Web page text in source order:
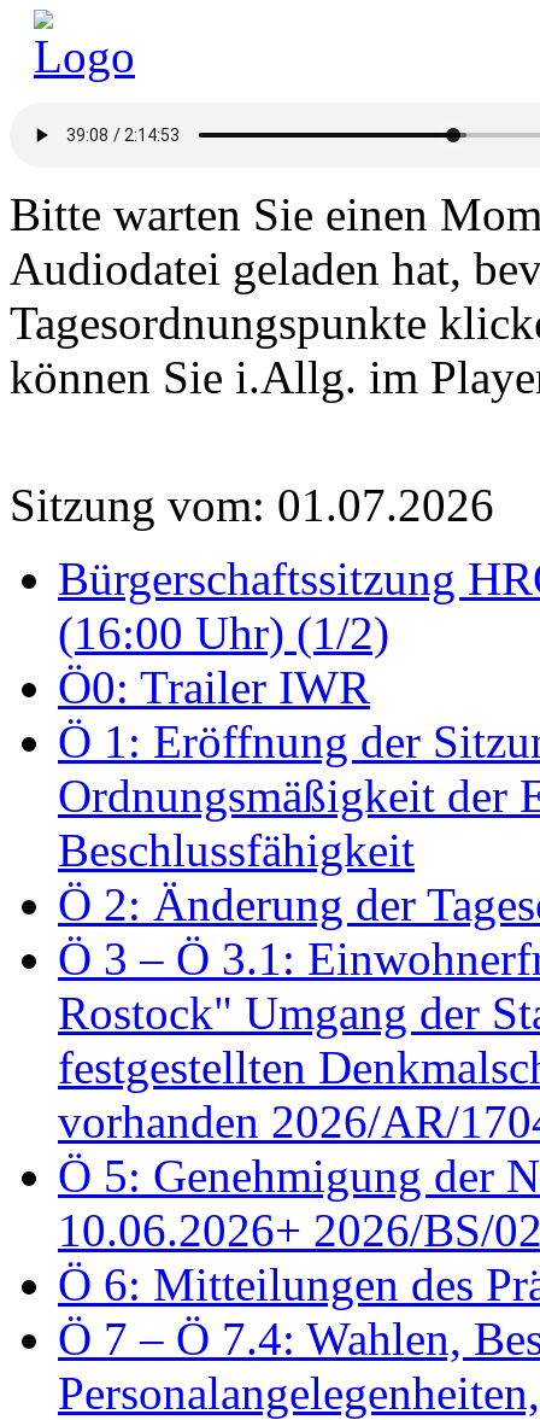
Bitte warten Sie einen
Audiodatei geladen hat,
Tagesordnungspunkte
können Sie i.Allg. im
Sitzung vom: 01.07.2026
Bürgerschaftssitzung
(16:00 Uhr) (1/2)
Ö0: Trailer IWR
Ö 1: Eröffnung der
Ordnungsmäßigkeit der
Beschlussfähigkeit
Ö 2: Änderung der
Ö 3 – Ö 3.1:
Rostock" Umgang der
festgestellten
vorhanden 2026/AR/
Ö 5: Genehmigung der
10.06.2026+ 2026/BS/
Ö 6: Mitteilungen des
Ö 7 – Ö 7.4: Wahlen,